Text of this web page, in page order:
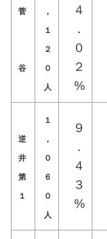
菅
谷
，
１
２
０
人
４
．
０
２
%
逆
井
第
１
１
，
０
６
０
人
９
．
４
３
%